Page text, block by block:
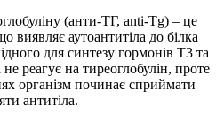
(анти-ТГ, anti-Tg) – це
виявляє аутоантитіла до білка
для синтезу гормонів Т3 та
реагує на тиреоглобулін, проте
організм починає сприймати
антитіла.